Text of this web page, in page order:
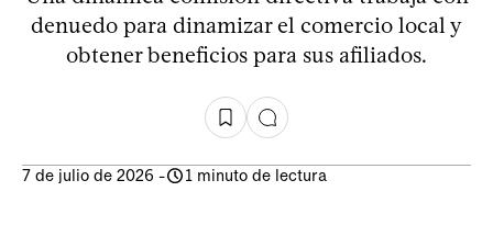
denuedo para dinamizar el comercio local y
obtener beneficios para sus afiliados.
7 de julio de 2026 - 1 minuto de lectura